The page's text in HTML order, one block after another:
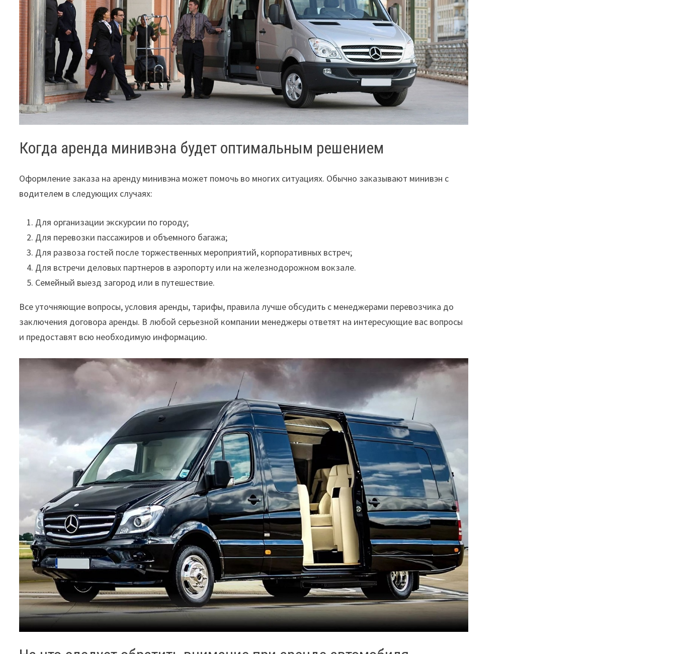
Когда аренда минивэна будет оптимальным решением
Оформление заказа на аренду минивэна может помочь во многих ситуациях. Обычно заказывают минивэн с
водителем в следующих случаях:
Для организации экскурсии по городу;
Для перевозки пассажиров и объемного багажа;
Для развоза гостей после торжественных мероприятий, корпоративных встреч;
Для встречи деловых партнеров в аэропорту или на железнодорожном вокзале.
Семейный выезд загород или в путешествие.
Все уточняющие вопросы, условия аренды, тарифы, правила лучше обсудить с менеджерами перевозчика до
заключения договора аренды. В любой серьезной компании менеджеры ответят на интересующие вас вопросы
и предоставят всю необходимую информацию.